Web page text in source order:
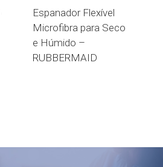
Espanador Flexível
Microfibra para Seco
e Húmido –
RUBBERMAID